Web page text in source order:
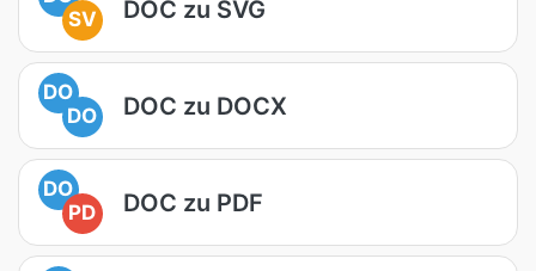
SV
DOC zu SVG
DO
DO
DOC zu DOCX
DO
PD
DOC zu PDF